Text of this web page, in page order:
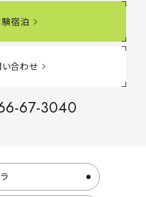
宿泊
い合わせ
67-3040